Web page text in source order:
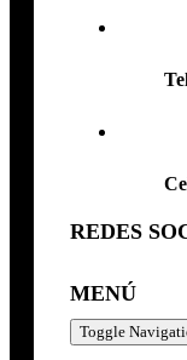
REDES
MENÚ
Toggle